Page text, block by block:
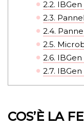
2.2.
2.3.
2.4.
2.5.
2.6. IBGen
2.7. IBGen
COS’È LA